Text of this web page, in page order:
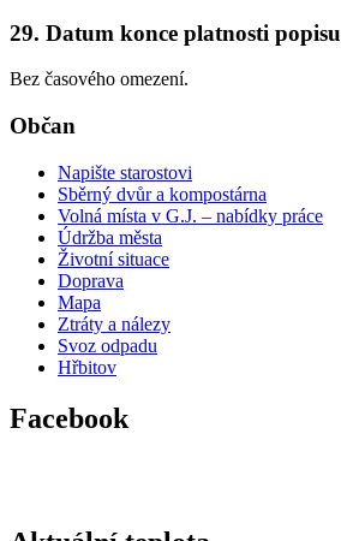
29. Datum konce platnosti popisu
Bez časového omezení.
Občan
Napište starostovi
Sběrný dvůr a kompostárna
Volná místa v G.J. – nabídky práce
Údržba města
Životní situace
Doprava
Mapa
Ztráty a nálezy
Svoz odpadu
Hřbitov
Facebook